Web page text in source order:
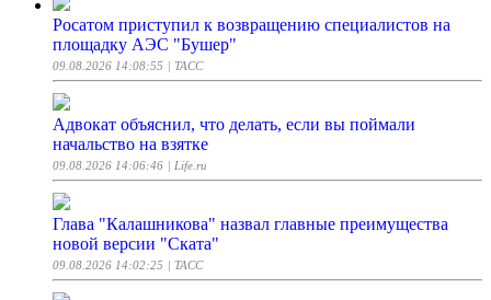
Росатом приступил к возвращению специалистов на
площадку АЭС "Бушер"
09.08.2026 14:08:55 | ТАСС
Адвокат объяснил, что делать, если вы поймали
начальство на взятке
09.08.2026 14:06:46 | Life.ru
Глава "Калашникова" назвал главные преимущества
новой версии "Ската"
09.08.2026 14:02:25 | ТАСС